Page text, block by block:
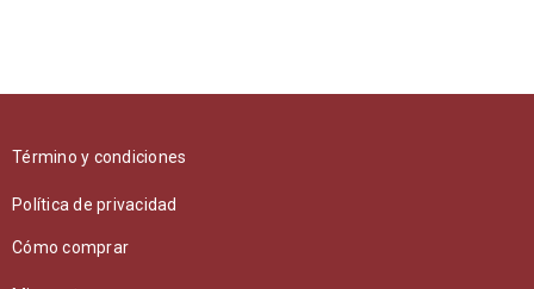
Término y condiciones
Política de privacidad
Cómo comprar